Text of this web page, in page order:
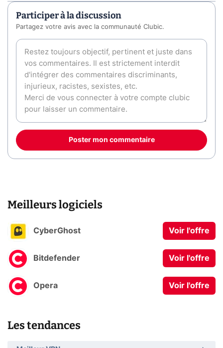
Participer à la discussion
Partagez votre avis avec la communauté Clubic.
Poster mon commentaire
Meilleurs logiciels
CyberGhost Voir l'offre
Bitdefender Voir l'offre
Opera Voir l'offre
Les tendances